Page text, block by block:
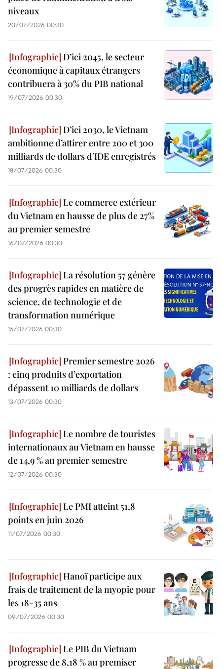
niveaux
20/07/2026 00:30
D’ici 2045, le secteur
économique à capitaux étrangers
contribuera à 30% du PIB national
19/07/2026 00:30
D’ici 2030, le Vietnam
ambitionne d’attirer entre 200 et 300
milliards de dollars d’IDE enregistrés
18/07/2026 00:30
Le commerce extérieur
du Vietnam en hausse de plus de 27%
au premier semestre
16/07/2026 00:30
La résolution 57 génère
des progrès rapides en matière de
science, de technologie et de
transformation numérique
15/07/2026 00:30
Premier semestre 2026
: cinq produits d’exportation
dépassent 10 milliards de dollars
13/07/2026 00:30
Le nombre de touristes
internationaux au Vietnam en hausse
de 14,9 % au premier semestre
12/07/2026 00:30
Le PMI atteint 51,8
points en juin 2026
11/07/2026 00:30
Hanoï participe aux
frais de traitement de la myopie pour
les 18-35 ans
09/07/2026 00:30
Le PIB du Vietnam
progresse de 8,18 % au premiser